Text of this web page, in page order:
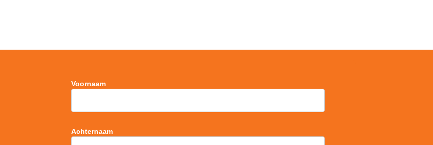
Voornaam
Achternaam